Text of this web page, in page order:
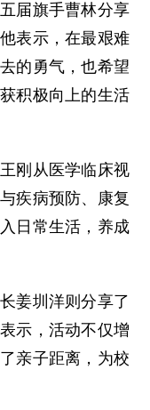
届旗手曹林分享
表示，在最艰难
的勇气，也希望
积极向上的生活
刚从医学临床视
疾病预防、康复
日常生活，养成
姜圳洋则分享了
示，活动不仅增
亲子距离，为校